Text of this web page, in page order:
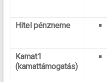
Hitel pénzneme
Kamat1
(kamattámogatás)